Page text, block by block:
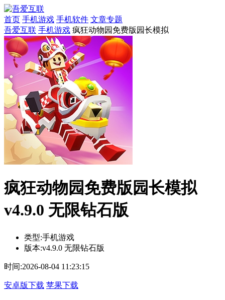
首页 手机游戏 手机软件 文章专题
吾爱互联 手机游戏 疯狂动物园免费版园长模拟
疯狂动物园免费版园长模拟
v4.9.0 无限钻石版
类型:手机游戏
版本:v4.9.0 无限钻石版
时间:2026-08-04 11:23:15
安卓版下载 苹果下载